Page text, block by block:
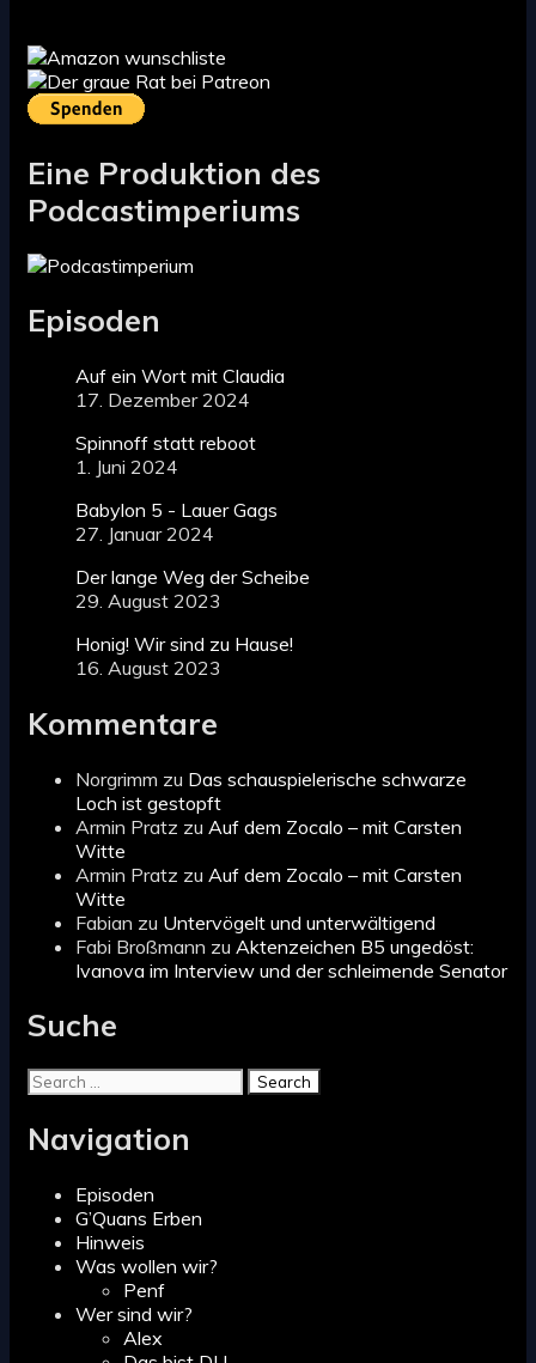
Eine Produktion des
Podcastimperiums
Episoden
Auf ein Wort mit Claudia
17. Dezember 2024
Spinnoff statt reboot
1. Juni 2024
Babylon 5 - Lauer Gags
27. Januar 2024
Der lange Weg der Scheibe
29. August 2023
Honig! Wir sind zu Hause!
16. August 2023
Kommentare
Norgrimm zu Das schauspielerische schwarze
Loch ist gestopft
Armin Pratz zu Auf dem Zocalo – mit Carsten
Witte
Armin Pratz zu Auf dem Zocalo – mit Carsten
Witte
Fabian zu Untervögelt und unterwältigend
Fabi Broßmann zu Aktenzeichen B5 ungedöst:
Ivanova im Interview und der schleimende Senator
Suche
Search
Navigation
Episoden
G’Quans Erben
Hinweis
Was wollen wir?
Penf
Wer sind wir?
Alex